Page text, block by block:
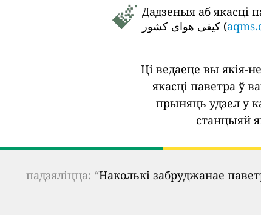
Дадзеныя аб якасці
کیفی هوای کشور (
Ці ведаеце вы якія-
якасці паветра ў
прыняць удзел у
станцыяй
падзяліцца: “Наколькі забруджанае